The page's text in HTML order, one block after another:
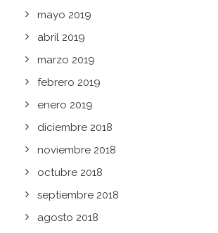
mayo 2019
abril 2019
marzo 2019
febrero 2019
enero 2019
diciembre 2018
noviembre 2018
octubre 2018
septiembre 2018
agosto 2018